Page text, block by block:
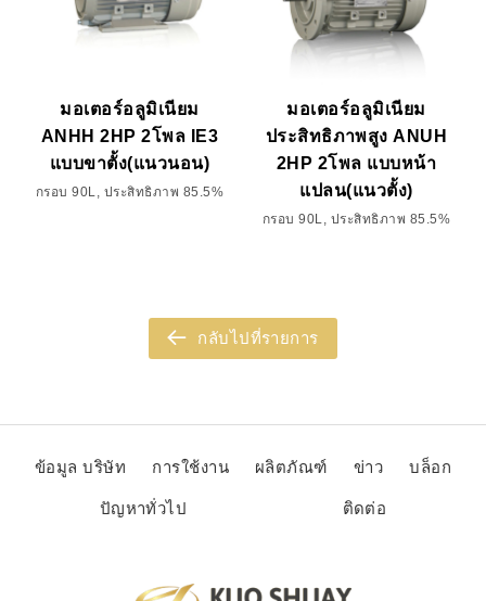
มอเตอร์อลูมิเนียม
ANHH 2HP 2โพล IE3
แบบขาตั้ง(แนวนอน)
กรอบ 90L, ประสิทธิภาพ 85.5%
มอเตอร์อลูมิเนียม
ประสิทธิภาพสูง ANUH
2HP 2โพล แบบหน้า
แปลน(แนวตั้ง)
กรอบ 90L, ประสิทธิภาพ 85.5%
กลับไปที่รายการ
ข้อมูล บริษัท การใช้งาน ผลิตภัณฑ์ ข่าว บล็อก
ปัญหาทั่วไป ติดต่อ